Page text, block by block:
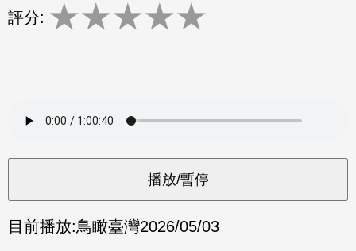
評分: ★★★★★
目前播放:鳥瞰臺灣2026/05/03